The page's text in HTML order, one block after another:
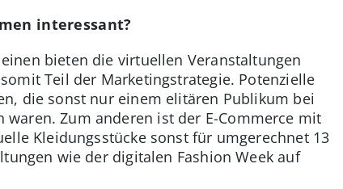
interessant?
bieten die virtuellen Veranstaltungen
Teil der Marketingstrategie. Potenzielle
die sonst nur einem elitären Publikum bei
Zum anderen ist der E-Commerce mit
Kleidungsstücke sonst für umgerechnet 13
wie der digitalen Fashion Week auf